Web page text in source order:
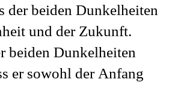
der beiden Dunkelheiten
und der Zukunft.
beiden Dunkelheiten
er sowohl der Anfang